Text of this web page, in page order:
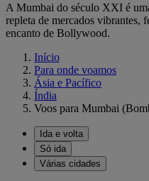
A Mumbai do século XXI é
repleta de mercados vibrantes,
encanto de Bollywood.
Início
Para onde voamos
Ásia e Pacífico
Índia
Voos para Mumbai
Ida e volta
Só ida
Várias cidades